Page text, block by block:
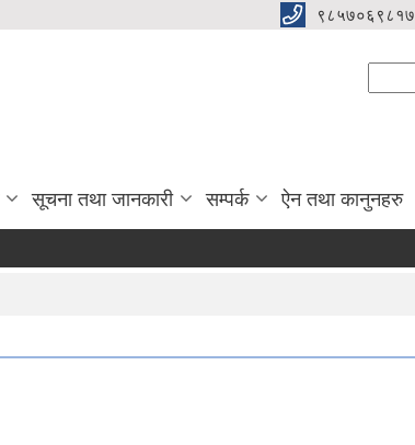
९८५७०६९८१७
सूचना तथा जानकारी सम्पर्क ऐन तथा कानुनहरु